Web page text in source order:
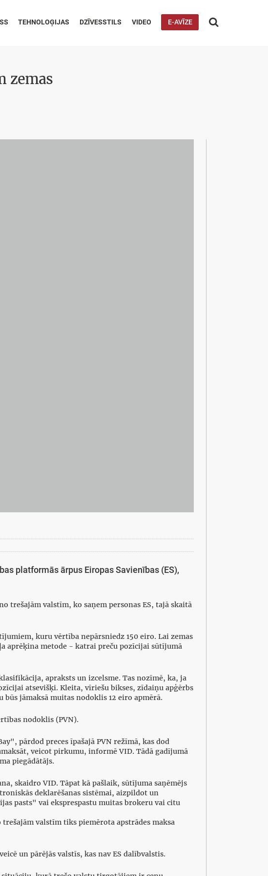
TEHNOLOĢIJAS DZĪVESSTILS VIDEO E-AVĪZE 
zemas
platformās ārpus Eiropas Savienības (ES),
trešajām valstīm, ko saņem personas ES, tajā skaitā
kuru vērtība nepārsniedz 150 eiro. Lai zemas
aprēķina metode - katrai preču pozīcijai sūtījumā
apraksts un izcelsme. Tas nozīmē, ka, ja
atsevišķi. Kleita, vīriešu bikses, zīdaiņu apģērbs
jāmaksā muitas nodoklis 12 eiro apmērā.
nodoklis (PVN).
pārdod preces īpašajā PVN režīmā, kas dod
veicot pirkumu, informē VID. Tādā gadījumā
piegādātājs.
skaidro VID. Tāpat kā pašlaik, sūtījuma saņēmējs
deklarēšanas sistēmai, aizpildot un
pasts" vai eksprespastu muitas brokeru vai citu
valstīm tiks piemērota apstrādes maksa
un pārējās valstīs, kas nav ES dalībvalstis.